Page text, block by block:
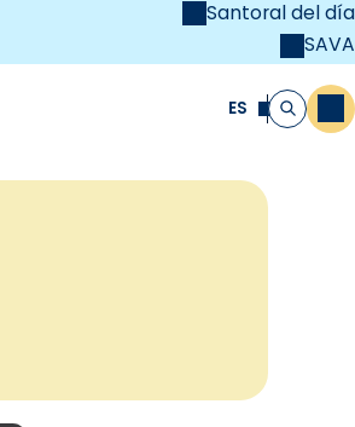
Santoral del día
SAVA
ES Buscar